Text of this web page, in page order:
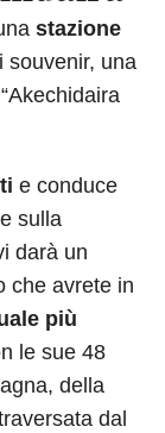
stazione
souvenir, una
e conduce
sulla
darà un
che avrete in
più
le sue 48
della
dal